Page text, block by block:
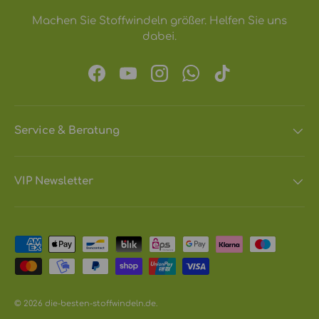
Machen Sie Stoffwindeln größer. Helfen Sie uns
dabei.
FacebookYouTubeInstagramWhatsApp
TikTok
Service & Beratung
VIP Newsletter
Zahlungsmethoden
© 2026 die-besten-stoffwindeln.de.